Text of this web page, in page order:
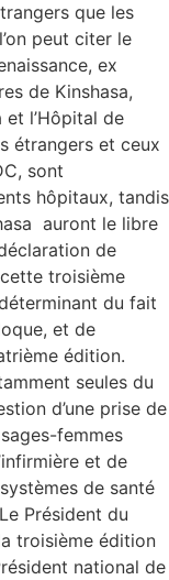
que les
peut citer le
ex
de Kinshasa,
et l’Hôpital de
étrangers et ceux
sont
hôpitaux, tandis
auront le libre
de
troisième
du fait
et de
édition.
seules du
d’une prise de
femmes
et de
de santé
Président du
troisième édition
national de